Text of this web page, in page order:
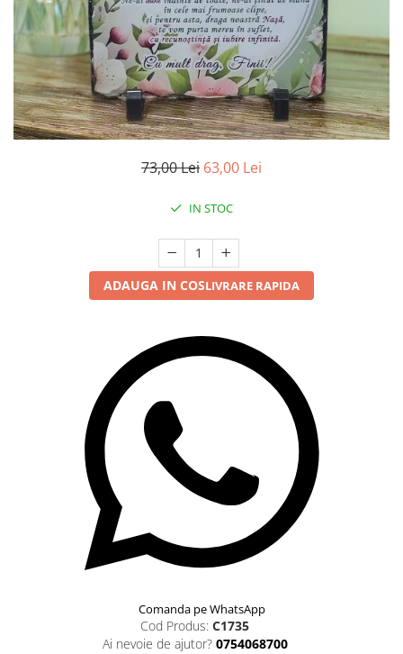
73,00 Lei 63,00 Lei
IN STOC
ADAUGA IN COSLIVRARE RAPIDA
Comanda pe WhatsApp
Cod Produs: C1735
Ai nevoie de ajutor? 0754068700